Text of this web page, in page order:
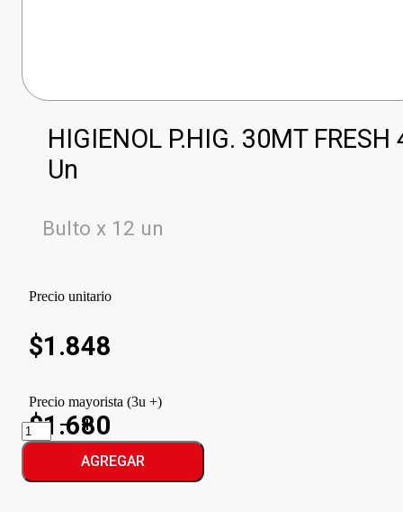
HIGIENOL P.HIG. 30MT FRESH
Un
Bulto x 12 un
Precio unitario
$1.848
Precio mayorista (3u +)
$1.680
HIGIENOL
P.HIG.
30MT
cantidad
AGREGAR